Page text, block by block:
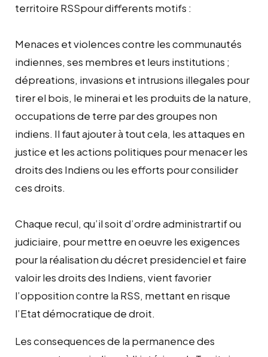
territoire RSSpour differents motifs :
Menaces et violences contre les communautés
indiennes, ses membres et leurs institutions ;
dépreations, invasions et intrusions illegales pour
tirer el bois, le minerai et les produits de la nature,
occupations de terre par des groupes non
indiens. Il faut ajouter à tout cela, les attaques en
justice et les actions politiques pour menacer les
droits des Indiens ou les efforts pour consilider
ces droits.
Chaque recul, qu’il soit d’ordre administrartif ou
judiciaire, pour mettre en oeuvre les exigences
pour la réalisation du décret presidenciel et faire
valoir les droits des Indiens, vient favorier
l’opposition contre la RSS, mettant en risque
l’Etat démocratique de droit.
Les consequences de la permanence des